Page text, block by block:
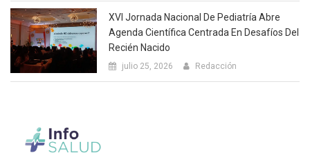
XVI Jornada Nacional De Pediatría Abre
Agenda Científica Centrada En Desafíos Del
Recién Nacido
julio 25, 2026 Redacción